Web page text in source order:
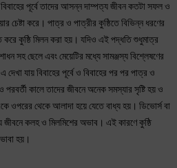
পূর্বে তাদের আসন্ন দাম্পত্য জীবন কতটা সফল ও
চেষ্টা করে। পাত্র ও পাত্রীর কুষ্ঠিতে বিভিন্ন ধরণের
কুষ্ঠি মিলন করা হয়। যদিও এই পদ্ধতি শুধুমাত্র
সহ ছেলে এবং মেয়েটির মধ্যে সামঞ্জস্য বিশ্লেষণের
যায় বিবাহের পূর্বে ও বিবাহের পর পর পাত্র ও
কালে তাদের জীবনে অনেক সমস্যার সৃষ্টি হয় ও
ওপরের থেকে আলাদা হয়ে যেতে বাধ্য হয়। ডিভোর্স বা
জীবনে কলহ ও মিলমিশের অভাব। এই কারণে কুষ্ঠি
হয়।